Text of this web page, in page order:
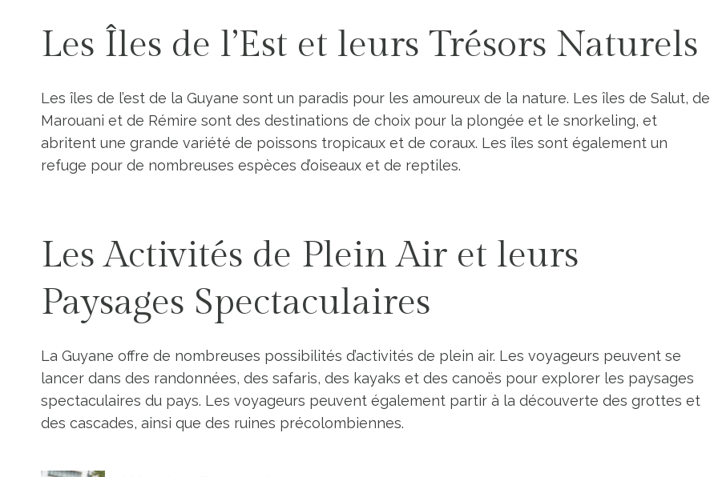
Les Îles de l’Est et leurs Trésors Naturels
Les îles de l’est de la Guyane sont un paradis pour les amoureux de la nature. Les îles de Salut, de
Marouani et de Rémire sont des destinations de choix pour la plongée et le snorkeling, et
abritent une grande variété de poissons tropicaux et de coraux. Les îles sont également un
refuge pour de nombreuses espèces d’oiseaux et de reptiles.
Les Activités de Plein Air et leurs
Paysages Spectaculaires
La Guyane offre de nombreuses possibilités d’activités de plein air. Les voyageurs peuvent se
lancer dans des randonnées, des safaris, des kayaks et des canoës pour explorer les paysages
spectaculaires du pays. Les voyageurs peuvent également partir à la découverte des grottes et
des cascades, ainsi que des ruines précolombiennes.